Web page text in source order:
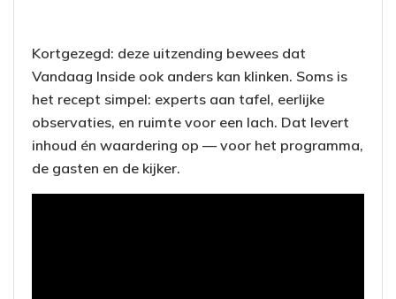
Kortgezegd: deze uitzending bewees dat
Vandaag Inside ook anders kan klinken. Soms is
het recept simpel: experts aan tafel, eerlijke
observaties, en ruimte voor een lach. Dat levert
inhoud én waardering op — voor het programma,
de gasten en de kijker.